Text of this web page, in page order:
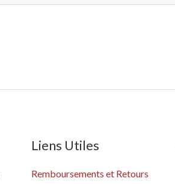
Liens Utiles
Remboursements et Retours